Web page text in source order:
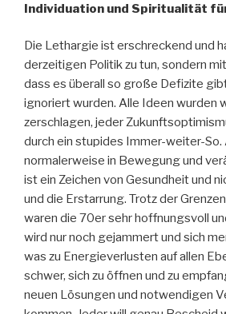
Individuation und Spiritualität
Die Lethargie ist erschreckend und
derzeitigen Politik zu tun, sondern
dass es überall so große Defizite
ignoriert wurden. Alle Ideen wurden
zerschlagen, jeder
durch ein stupides Immer-weiter-So.
normalerweise in Bewegung und
ist ein Zeichen von Gesundheit und
und die Erstarrung. Trotz der
waren die 70er sehr hoffnungsvoll
wird nur noch gejammert und sich
was zu Energieverlusten auf allen
schwer, sich zu öffnen und zu
neuen Lösungen und notwendigen